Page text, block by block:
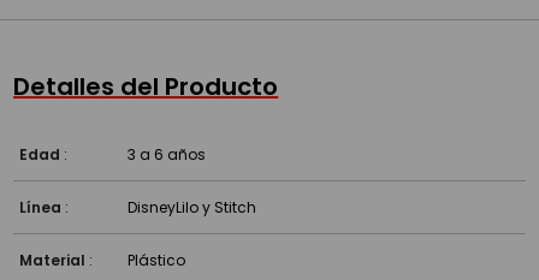
¿Se ajusta la protección?
Detalles del Producto
Edad : 3 a 6 años
Línea : DisneyLilo y Stitch
Material : Plástico